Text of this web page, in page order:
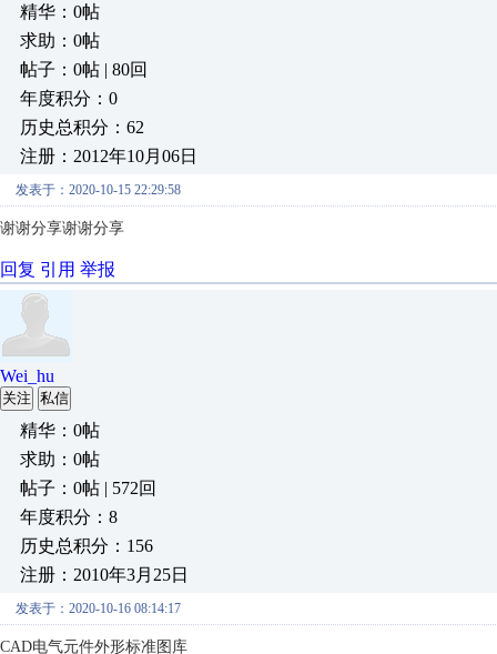
精华：0帖
求助：0帖
帖子：0帖 | 80回
年度积分：0
历史总积分：62
注册：2012年10月06日
发表于：2020-10-15 22:29:58
谢谢分享谢谢分享
回复 引用 举报
Wei_hu
关注 私信
精华：0帖
求助：0帖
帖子：0帖 | 572回
年度积分：8
历史总积分：156
注册：2010年3月25日
发表于：2020-10-16 08:14:17
CAD电气元件外形标准图库